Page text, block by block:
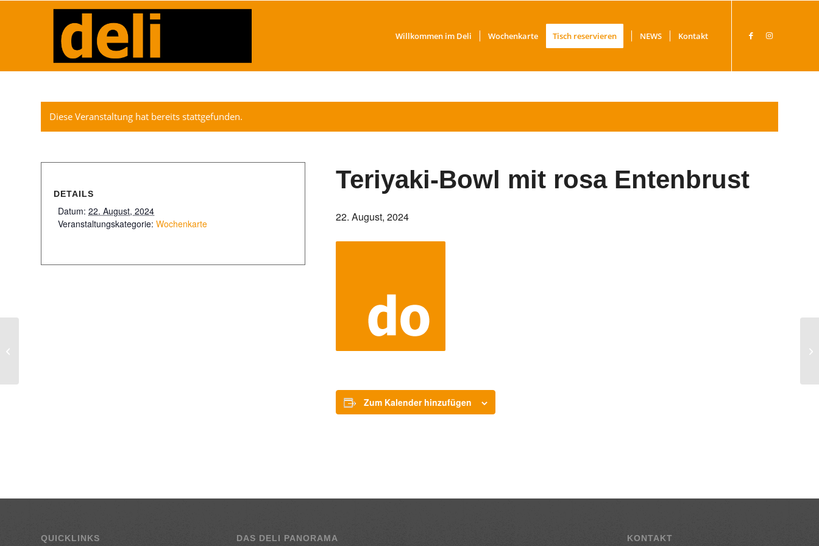
Willkommen im Deli Wochenkarte Tisch reservieren NEWS Kontakt
Diese Veranstaltung hat bereits stattgefunden.
Teriyaki-Bowl mit rosa Entenbrust
22. August, 2024
Zum Kalender hinzufügen
DETAILS
Datum: 22. August, 2024
Veranstaltungskategorie: Wochenkarte
QUICKLINKS DAS DELI PANORAMA KONTAKT